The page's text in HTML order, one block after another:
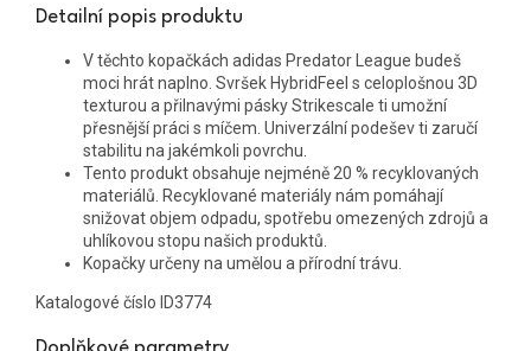
Detailní popis produktu
V těchto kopačkách adidas Predator League budeš
moci hrát naplno. Svršek HybridFeel s celoplošnou 3D
texturou a přilnavými pásky Strikescale ti umožní
přesnější práci s míčem. Univerzální podešev ti zaručí
stabilitu na jakémkoli povrchu.
Tento produkt obsahuje nejméně 20 % recyklovaných
materiálů. Recyklované materiály nám pomáhají
snižovat objem odpadu, spotřebu omezených zdrojů a
uhlíkovou stopu našich produktů.
Kopačky určeny na umělou a přírodní trávu.
Katalogové číslo ID3774